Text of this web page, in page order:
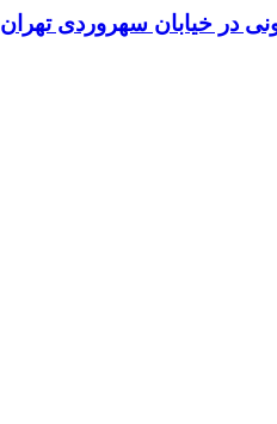
در خیابان سهروردی تهران